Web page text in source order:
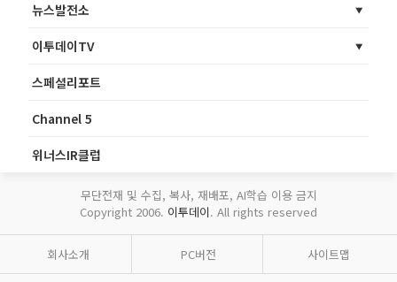
뉴스발전소
이투데이TV
스페셜리포트
Channel 5
위너스IR클럽
무단전재 및 수집, 복사, 재배포, AI학습 이용 금지
Copyright 2006. 이투데이. All rights reserved
회사소개 PC버전 사이트맵